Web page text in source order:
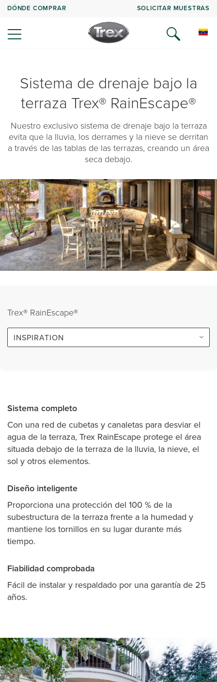
DÓNDE COMPRAR SOLICITAR MUESTRAS
Sistema de drenaje bajo la
terraza Trex® RainEscape®
Nuestro exclusivo sistema de drenaje bajo la terraza
evita que la lluvia, los derrames y la nieve se derritan
a través de las tablas de las terrazas, creando un área
seca debajo.
Trex® RainEscape®
INSPIRATION
Sistema completo
Con una red de cubetas y canaletas para desviar el
agua de la terraza, Trex RainEscape protege el área
situada debajo de la terraza de la lluvia, la nieve, el
sol y otros elementos.
Diseño inteligente
Proporciona una protección del 100 % de la
subestructura de la terraza frente a la humedad y
mantiene los tornillos en su lugar durante más
tiempo.
Fiabilidad comprobada
Fácil de instalar y respaldado por una garantía de 25
años.